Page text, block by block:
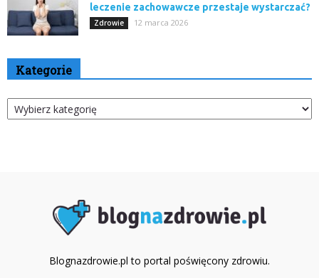
leczenie zachowawcze przestaje wystarczać?
Zdrowie 12 marca 2026
Kategorie
Kategorie
Blognazdrowie.pl to portal poświęcony zdrowiu.